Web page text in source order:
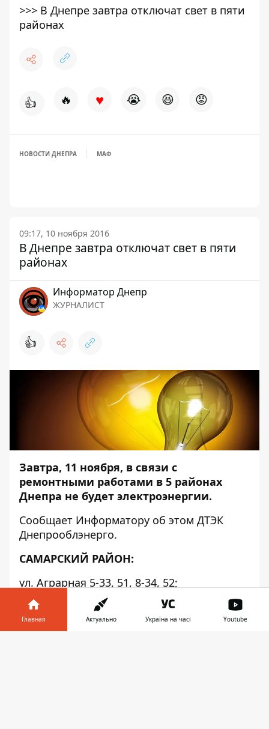
>>> В Днепре завтра отключат свет в пяти
районах
👍 🔥 ♥ 😭 😆 😡
НОВОСТИ ДНЕПРА МАФ
09:17, 10 ноября 2016
В Днепре завтра отключат свет в пяти
районах
Информатор Днепр
ЖУРНАЛИСТ
👍
Завтра, 11 ноября, в связи с
ремонтными работами в 5 районах
Днепра не будет электроэнергии.
Сообщает Информатору об этом ДТЭК
Днепрооблэнерго.
САМАРСКИЙ РАЙОН:
ул. Аграрная 5-33, 51, 8-34, 52;
ул. Элеваторная 45-71, 60-86;
ул. Аграрная 2-6;
Главная Актуально Україна на часі Youtube